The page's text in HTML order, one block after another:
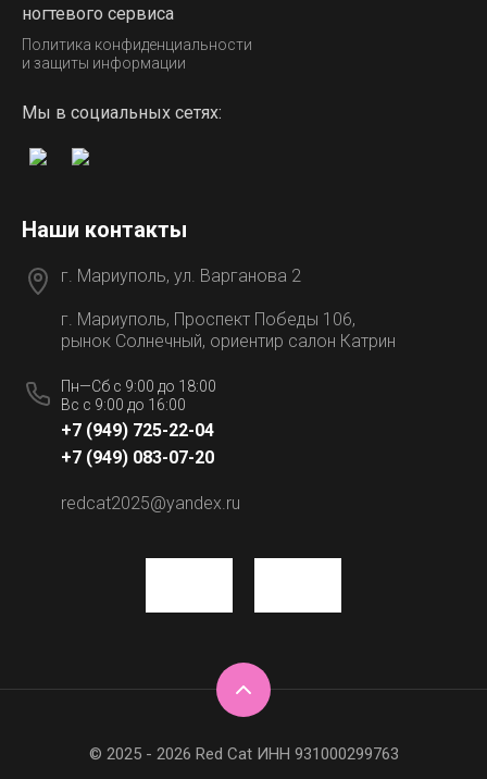
ногтевого сервиса
Политика конфиденциальности
и защиты информации
Мы в социальных сетях:
Наши контакты
г. Мариуполь, ул. Варганова 2
г. Мариуполь, Проспект Победы 106,
рынок Солнечный, ориентир салон Катрин
Пн—Сб с 9:00 до 18:00
Вс с 9:00 до 16:00
+7 (949) 725-22-04
+7 (949) 083-07-20
redcat2025@yandex.ru
© 2025 - 2026 Red Cat ИНН 931000299763